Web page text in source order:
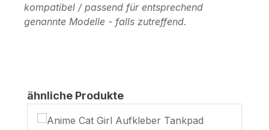
kompatibel / passend für entsprechend
genannte Modelle - falls zutreffend.
Produktgalerie überspringen
ähnliche Produkte